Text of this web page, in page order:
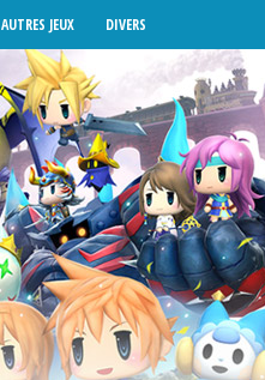
AUTRES JEUX DIVERS